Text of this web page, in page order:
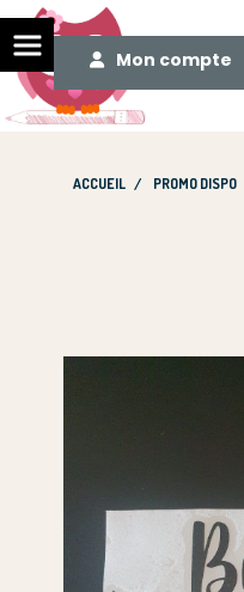
Le
Mon compte
ACCUEIL PROMO DISPO